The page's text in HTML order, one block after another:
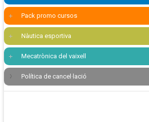
Pack promo cursos
Nàutica esportiva
Mecatrònica del vaixell
Política de cancel·lació